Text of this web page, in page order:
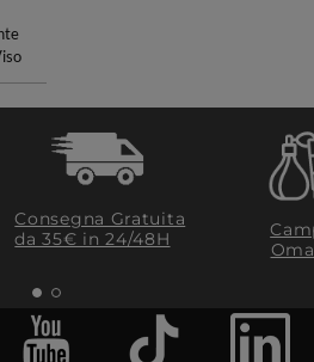
Consegna Gratuita
da 35€​ in 24/48H